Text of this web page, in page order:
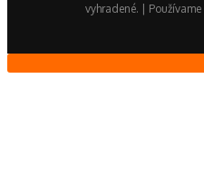
vyhradené. | Používame